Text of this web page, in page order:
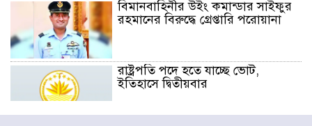
বিমানবাহিনীর উইং কমান্ডার সাইফুর
রহমানের বিরুদ্ধে গ্রেপ্তারি পরোয়ানা
রাষ্ট্রপতি পদে হতে যাচ্ছে ভোট,
ইতিহাসে দ্বিতীয়বার